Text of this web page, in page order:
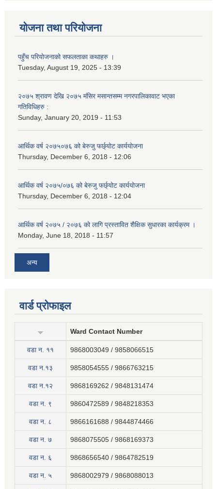
योजना तथा परियोजना
पहुँच परियोजनाको सफलताका कथाहरु ।
Tuesday, August 19, 2025 - 13:39
२०७५ श्रावण देखि २०७५ मंसिर मसान्तसम्म नगरपालिकावाट भएका
गतिविधिहरु :
Sunday, January 20, 2019 - 11:53
आर्थिक वर्ष २०७५०७६ को बेरुजु फर्छ्योट कार्ययोजना
Thursday, December 6, 2018 - 12:06
आर्थिक वर्ष २०७५/०७६ को बेरुजु फर्छ्योट कार्ययोजना
Thursday, December 6, 2018 - 12:04
आर्थिक वर्ष २०७५ / २०७६ को लागि प्रस्तावित शैक्षिक सुधारका कार्यक्रम ।
Monday, June 18, 2018 - 11:57
अन्य
वार्ड प्रोफाइल
Ward Contact Number
वडा न‍. ११ 9868003049 / 9858066515
वडा न.१३ 9858054555 / 9866763215
वडा न.१२ 9868169262 / 9848131474
वडा न. ९ 9860472589 / 9848218353
वडा न. ८ 9866161688 / 9844874466
वडा न. ७ 9868075505 / 9868169373
वडा न. ६ 9868656540 / 9864782519
वडा न. ५ 9868002979 / 9868088013